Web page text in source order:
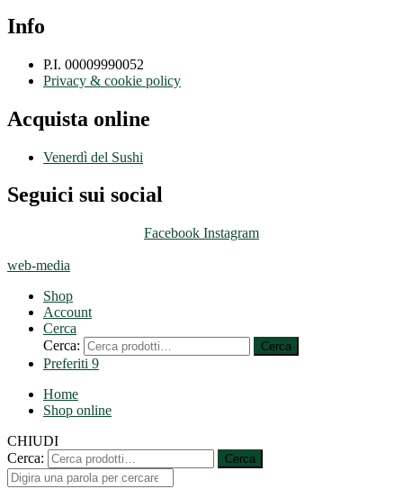
Info
P.I. 00009990052
Privacy & cookie policy
Acquista online
Venerdì del Sushi
Seguici sui social
Facebook Instagram
web-media
Shop
Account
Cerca
Cerca:
Cerca
Preferiti 9
Home
Shop online
CHIUDI
Cerca:
Cerca